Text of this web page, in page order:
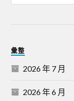
彙整
2026 年 7 月
2026 年 6 月